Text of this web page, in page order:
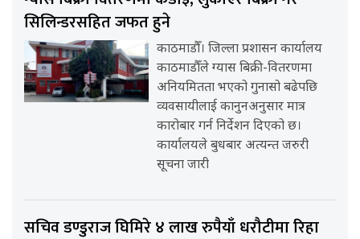
सिलिन्डरसहित जफत हुने
काठमाडौँ। जिल्ला प्रशासन कार्यालय
काठमाडौँले ग्यास बिक्री-वितरणमा
अनियमितता भएको गुनासो बढेपछि
व्यवसायीलाई कानुनअनुसार मात्र
कारोबार गर्न निर्देशन दिएको छ।
कार्यालयले बुधबार अत्यन्त जरुरी
सूचना जारी
सचिव डण्डुराज घिमिरे ४ लाख रुपैयाँ धरौटीमा रिहा